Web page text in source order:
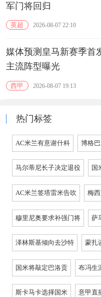
军门将回归
英超 2026-08-07 22:10
媒体预测皇马新赛季首
主流阵型曝光
西甲 2026-08-07 19:13
热门标签
AC米兰有意谢什科 博格
马尔蒂尼长子决定退役 国
AC米兰签塔雷米告吹 梅
穆里尼奥要求补强门将 萨
泽林斯基倾向去沙特 蒙扎
国米将敲定巴洛贡 布冯生
斯卡马卡选择国米 意甲直